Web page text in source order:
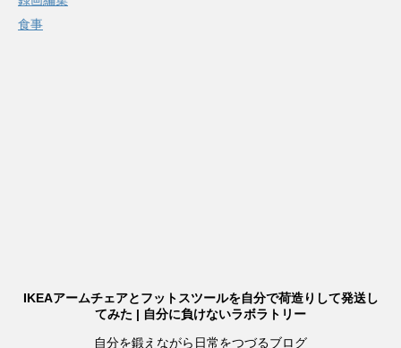
食事
IKEAアームチェアとフットスツールを自分で荷造りして発送し
てみた | 自分に負けないラボラトリー
自分を鍛えながら日常をつづるブログ